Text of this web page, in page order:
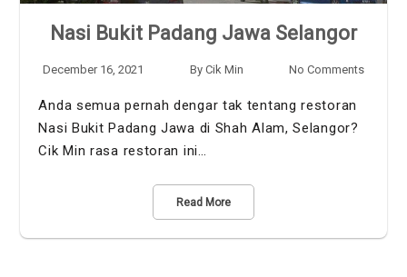
Nasi Bukit Padang Jawa Selangor
December 16, 2021 By Cik Min No Comments
Anda semua pernah dengar tak tentang restoran
Nasi Bukit Padang Jawa di Shah Alam, Selangor?
Cik Min rasa restoran ini…
Read More